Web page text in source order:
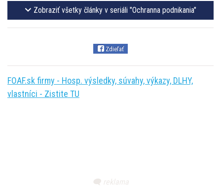
Zobraziť všetky články v seriáli "Ochranna podnikania"
Zdieľať
FOAF.sk firmy - Hosp. výsledky, súvahy, výkazy, DLHY,
vlastníci - Zistite TU